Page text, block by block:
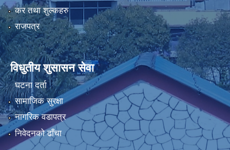
कर तथा शुल्कहरु
राजपत्र
विधुतीय शुसासन सेवा
घटना दर्ता
सामाजिक सुरक्षा
नागरिक वडापत्र
निवेदनको ढाँचा